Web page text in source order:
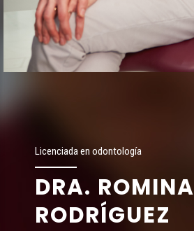
Licenciada en odontología
DRA. ROMINA
RODRÍGUEZ